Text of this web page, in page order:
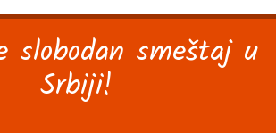
slobodan smeštaj u
Srbiji!